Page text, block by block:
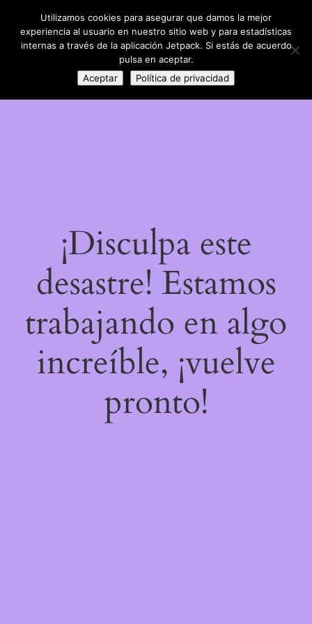
DIY con lana LinkedIn
Instagram
Facebook
Acceder
¡Disculpa este
desastre! Estamos
trabajando en algo
increíble, ¡vuelve
pronto!
Utilizamos cookies para asegurar que damos la mejor
experiencia al usuario en nuestro sitio web y para estadísticas
internas a través de la aplicación Jetpack. Si estás de acuerdo
pulsa en aceptar.
Aceptar
Política de privacidad